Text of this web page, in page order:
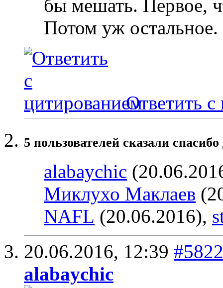
бы мешать. Первое,
Потом уж остальное.
Ответить с
5 пользователей сказали
alabaychic
Миклухо Маклаев
NAFL (20.06.2016),
20.06.2016, 12:39 #5822
alabaychic